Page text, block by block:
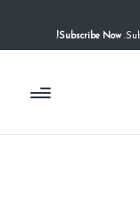
Subscribe Now!